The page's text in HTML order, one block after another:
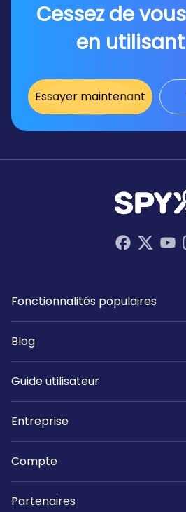
Cessez de
en
Essayer maintenant
Fonctionnalités populaires
Blog
Guide utilisateur
Entreprise
Compte
Partenaires